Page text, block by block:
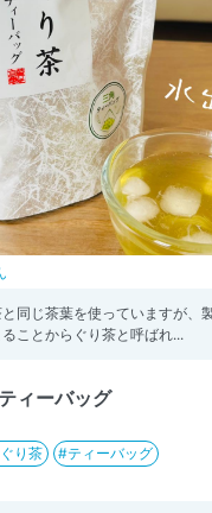
と同じ茶葉を使っていますが、
ことからぐり茶と呼ばれ...
ィーバッグ
ぐり茶
ティーバッグ